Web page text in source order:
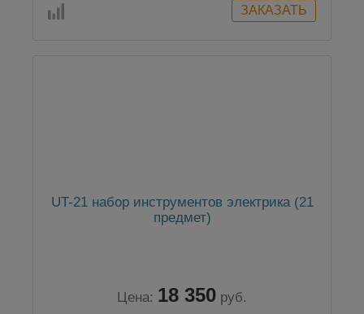
UT-21 набор инструментов электрика (21
предмет)
Цена: 18 350 руб.